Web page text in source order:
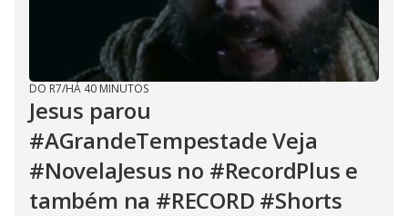
DO R7/HÁ 40 MINUTOS
Jesus parou
#AGrandeTempestade Veja
#NovelaJesus no #RecordPlus e
também na #RECORD #Shorts